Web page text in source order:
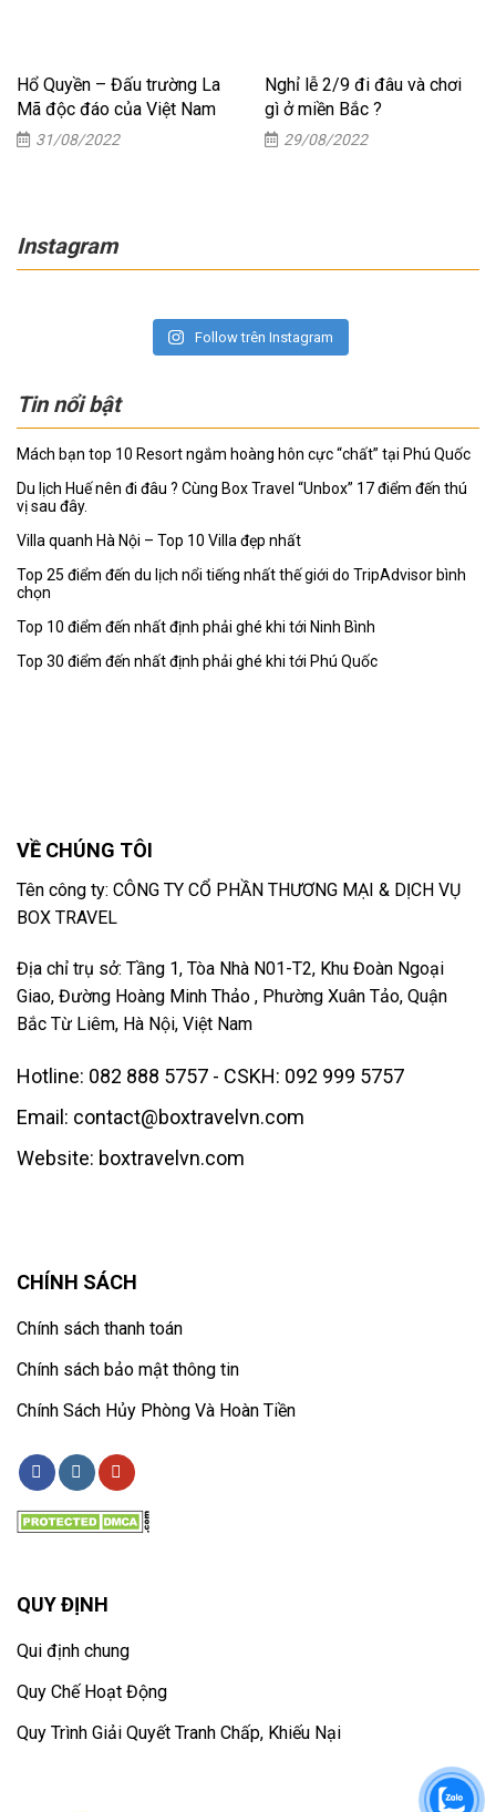
Instagram
Follow trên Instagram
Tin nổi bật
Mách bạn top 10 Resort ngắm hoàng hôn cực “chất” tại Phú Quốc
Du lịch Huế nên đi đâu ? Cùng Box Travel “Unbox” 17 điểm đến thú
vị sau đây.
Villa quanh Hà Nội – Top 10 Villa đẹp nhất
Top 25 điểm đến du lịch nổi tiếng nhất thế giới do TripAdvisor bình
chọn
Top 10 điểm đến nhất định phải ghé khi tới Ninh Bình
Top 30 điểm đến nhất định phải ghé khi tới Phú Quốc
Hổ Quyền – Đấu trường La
Mã độc đáo của Việt Nam
31/08/2022
Nghỉ lễ 2/9 đi đâu và chơi
gì ở miền Bắc ?
29/08/2022
VỀ CHÚNG TÔI
Tên công ty: CÔNG TY CỔ PHẦN THƯƠNG MẠI & DỊCH VỤ
BOX TRAVEL
Địa chỉ trụ sở: Tầng 1, Tòa Nhà N01-T2, Khu Đoàn Ngoại
Giao, Đường Hoàng Minh Thảo , Phường Xuân Tảo, Quận
Bắc Từ Liêm, Hà Nội, Việt Nam
Hotline: 082 888 5757 - CSKH: 092 999 5757
Email: contact@boxtravelvn.com
Website: boxtravelvn.com
CHÍNH SÁCH
Chính sách thanh toán
Chính sách bảo mật thông tin
Chính Sách Hủy Phòng Và Hoàn Tiền
QUY ĐỊNH
Qui định chung
Quy Chế Hoạt Động
Quy Trình Giải Quyết Tranh Chấp, Khiếu Nại